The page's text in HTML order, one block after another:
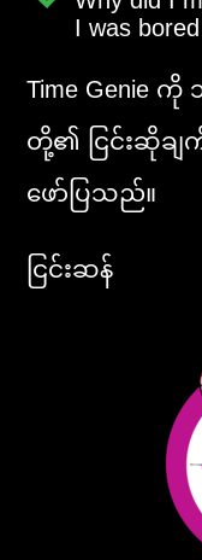
I was
Time Genie
တို့၏ ငြင်းဆိုခ
ဖော်ပြသည်။
ငြင်းဆန်